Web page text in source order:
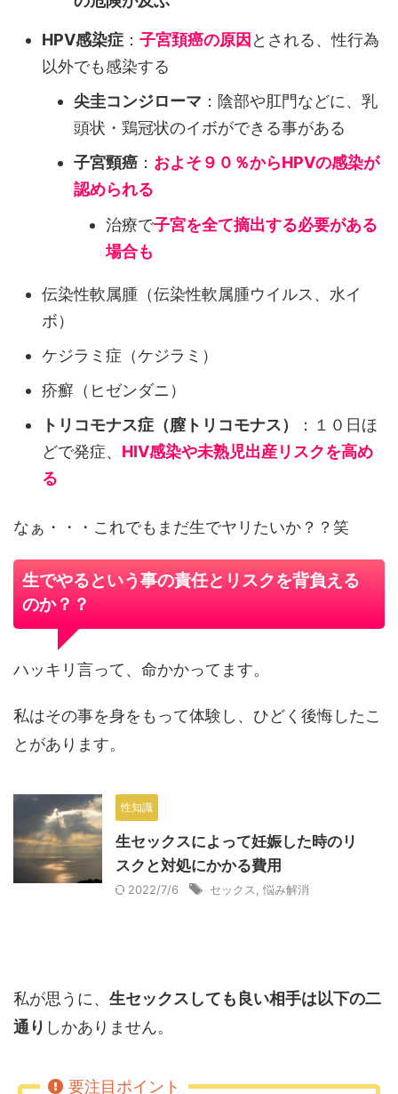
HPV感染症 ： 子宮頚癌の原因とされる、性行為
以外でも感染する
尖圭コンジローマ ：陰部や肛門などに、乳
頭状・鶏冠状のイボができる事がある
子宮頸癌 ： およそ９０％からHPVの感染が
認められる
治療で子宮を全て摘出する必要がある
場合も
伝染性軟属腫（伝染性軟属腫ウイルス、水イ
ボ）
ケジラミ症（ケジラミ）
疥癬（ヒゼンダニ）
トリコモナス症（膣トリコモナス）
：１０日ほ
どで発症、 HIV感染や未熟児出産リスクを高め
る
なぁ・・・これでもまだ生でヤリたいか？？笑
生でやるという事の責任とリスクを背負える
のか？？
ハッキリ言って、命かかってます。
私はその事を身をもって体験し、ひどく後悔したこ
とがあります。
性知識
生セックスによって妊娠した時のリ
スクと対処にかかる費用
2022/7/6 セックス 悩み解消
私が思うに、 生セックスしても良い相手は以下の二
通り しかありません。